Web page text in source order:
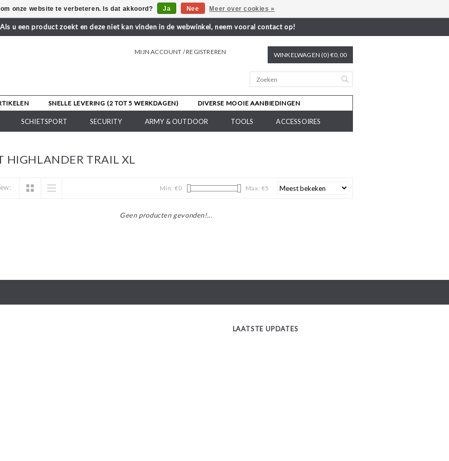
u een product zoekt en deze niet kan vinden in de webwinkel, neem vooral contact op!
MIJN ACCOUNT / REGISTREREN WINKELWAGEN (0) €0,00
SNELLE LEVERING (2 TOT 5 WERKDAGEN) DIVERSE MOOIE AANBIEDINGEN
SCHIETSPORT SECURITY ARMY & OUTDOOR TOOLS ACCESSOIRES
HIGHLANDER TRAIL XL
Min: €0 Max: €5
Geen producten gevonden!...
LAATSTE UPDATES
onze website te verbeteren. Is dat akkoord? Ja Nee Meer over cookies »